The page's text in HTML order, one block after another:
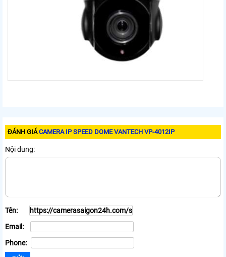
ĐÁNH GIÁCAMERA IP SPEED DOME VANTECH VP-4012IP
Nội dung:
Tên:
Email:
Phone: